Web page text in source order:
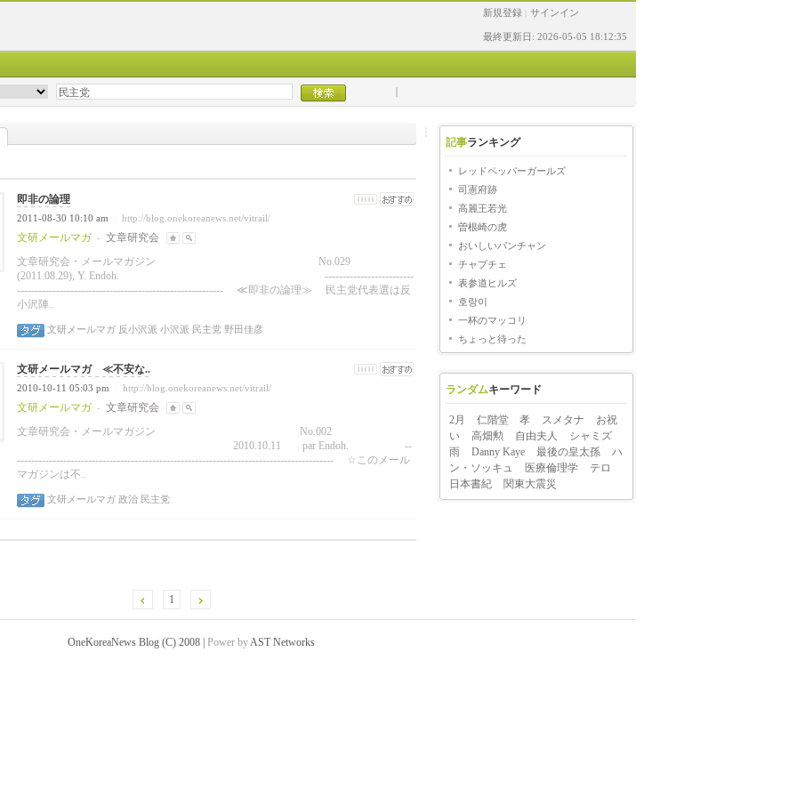
新規登録 サインイン
最終更新日: 2026-05-05 18:12:35
即非の論理
2011-08-30 10:10 am http://blog.onekoreanews.net/vitrail/
文研メールマガ -
文章研究会
文章研究会・メールマガジン No.029
(2011.08.29), Y. Endoh. -------------------------
---------------------------------------------------------- ≪即非の論理≫ 民主党代表選は反
小沢陣..
文研メールマガ 反小沢派 小沢派 民主党 野田佳彦
文研メールマガ ≪不安な..
2010-10-11 05:03 pm http://blog.onekoreanews.net/vitrail/
文研メールマガ -
文章研究会
文章研究会・メールマガジン No.002
2010.10.11 par Endoh. --
----------------------------------------------------------------------------------------- ☆このメール
マガジンは不..
文研メールマガ 政治 民主党
1
記事ランキング
レッドペッパーガールズ
司憲府跡
高麗王若光
曽根崎の虎
おいしいパンチャン
チャプチェ
表参道ヒルズ
호랑이
一杯のマッコリ
ちょっと待った
ランダムキーワード
2月 仁階堂 孝 スメタナ
お祝
い
高畑勲 自由夫人
シャミズ
雨
Danny Kaye 最後の皇太孫
ハ
ン・ソッキュ
医療倫理学
テロ
日本書紀
関東大震災
OneKoreaNews Blog (C) 2008 | Power byAST Networks